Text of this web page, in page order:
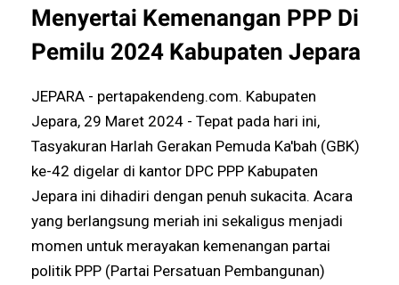
Menyertai Kemenangan PPP Di
Pemilu 2024 Kabupaten Jepara
JEPARA - pertapakendeng.com. Kabupaten
Jepara, 29 Maret 2024 - Tepat pada hari ini,
Tasyakuran Harlah Gerakan Pemuda Ka'bah (GBK)
ke-42 digelar di kantor DPC PPP Kabupaten
Jepara ini dihadiri dengan penuh sukacita. Acara
yang berlangsung meriah ini sekaligus menjadi
momen untuk merayakan kemenangan partai
politik PPP (Partai Persatuan Pembangunan)